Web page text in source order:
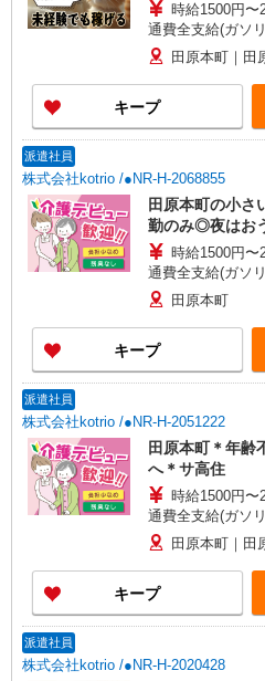
時給1500円
通費全支給(ガソ
田原本町｜田
キープ
派遣社員
株式会社kotrio /●NR-H-2068855
田原本町の小さ
勤のみ◎夜はお
時給1500円
通費全支給(ガソ
田原本町
キープ
派遣社員
株式会社kotrio /●NR-H-2051222
田原本町＊年齢
へ＊サ高住
時給1500円
通費全支給(ガソ
田原本町｜田
キープ
派遣社員
株式会社kotrio /●NR-H-2020428